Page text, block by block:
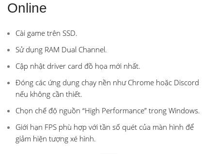
Online
Cài game trên SSD.
Sử dụng RAM Dual Channel.
Cập nhật driver card đồ họa mới nhất.
Đóng các ứng dụng chạy nền như Chrome hoặc Discord
nếu không cần thiết.
Chọn chế độ nguồn “High Performance” trong Windows.
Giới hạn FPS phù hợp với tần số quét của màn hình để
giảm hiện tượng xé hình.